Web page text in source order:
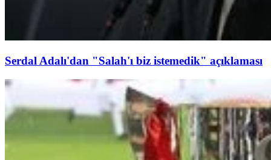
Serdal Adalı'dan "Salah'ı biz istemedik" açıklaması